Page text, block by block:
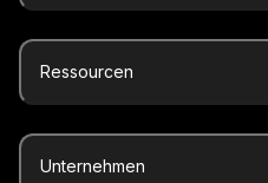
Ressourcen
Unternehmen